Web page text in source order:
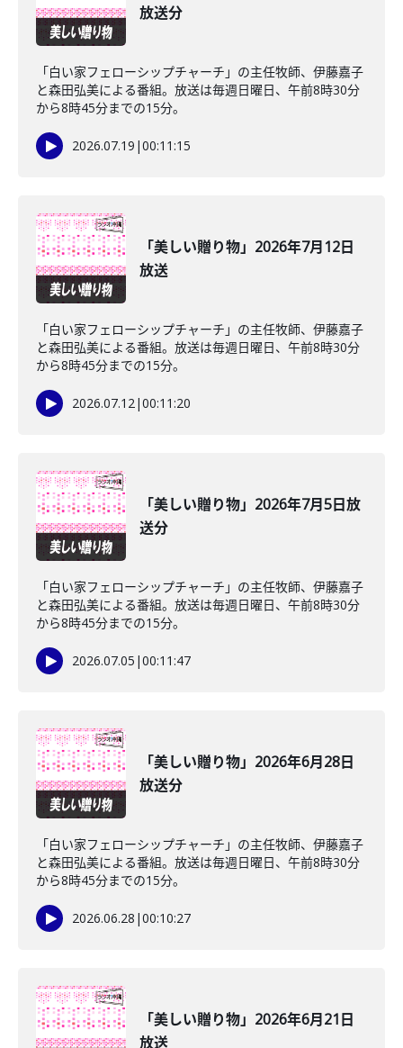
放送分
「白い家フェローシップチャーチ」の主任牧師、伊藤嘉子
と森田弘美による番組。放送は毎週日曜日、午前8時30分
から8時45分までの15分。
2026.07.19 |00:11:15
「美しい贈り物」2026年7月12日
放送
「白い家フェローシップチャーチ」の主任牧師、伊藤嘉子
と森田弘美による番組。放送は毎週日曜日、午前8時30分
から8時45分までの15分。
2026.07.12|00:11:20
「美しい贈り物」2026年7月5日放
送分
「白い家フェローシップチャーチ」の主任牧師、伊藤嘉子
と森田弘美による番組。放送は毎週日曜日、午前8時30分
から8時45分までの15分。
2026.07.05 |00:11:47
「美しい贈り物」2026年6月28日
放送分
「白い家フェローシップチャーチ」の主任牧師、伊藤嘉子
と森田弘美による番組。放送は毎週日曜日、午前8時30分
から8時45分までの15分。
2026.06.28 |00:10:27
「美しい贈り物」2026年6月21日
放送